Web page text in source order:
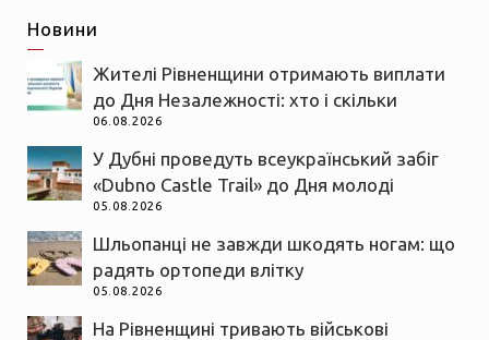
Новини
Жителі Рівненщини отримають виплати
до Дня Незалежності: хто і скільки
06.08.2026
У Дубні проведуть всеукраїнський забіг
«Dubno Castle Trail» до Дня молоді
05.08.2026
Шльопанці не завжди шкодять ногам: що
радять ортопеди влітку
05.08.2026
На Рівненщині тривають військові